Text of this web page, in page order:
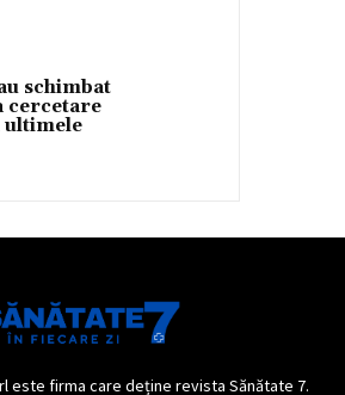
schimbat
cercetare
ultimele
este firma care deține revista Sănătate 7.